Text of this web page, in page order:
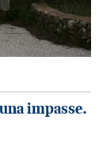
impasse.